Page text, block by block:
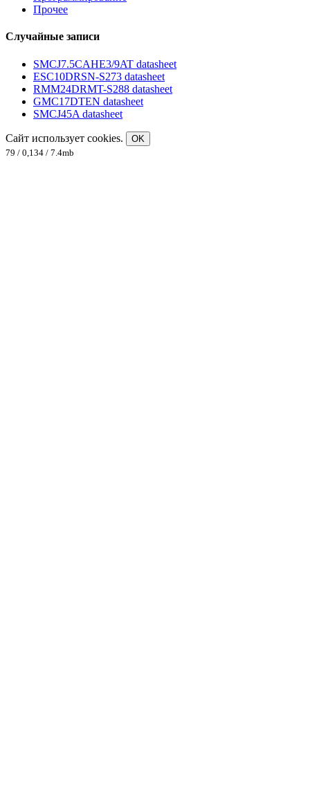
Прочее
Случайные записи
SMCJ7.5CAHE3/9AT datasheet
ESC10DRSN-S273 datasheet
RMM24DRMT-S288 datasheet
GMC17DTEN datasheet
SMCJ45A datasheet
Сайт использует cookies.
OK
79 / 0,134 / 7.4mb